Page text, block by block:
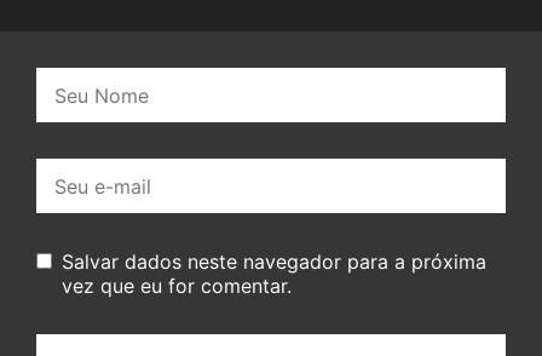
mail:
Salvar dados neste navegador para a próxima
vez que eu for comentar.